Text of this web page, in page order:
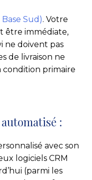
Base Sud). Votre
être immédiate,
ne doivent pas
de livraison ne
condition primaire
:
avec son
logiciels CRM
(parmi les